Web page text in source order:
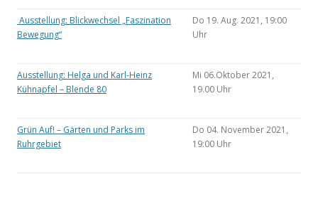
Ausstellung: Blickwechsel „Faszination
Bewegung“
Do 19. Aug. 2021, 19:00
Uhr
Ausstellung: Helga und Karl-Heinz
Kühnapfel – Blende 80
Mi 06.Oktober 2021,
19.00 Uhr
Grün Auf! – Gärten und Parks im
Ruhrgebiet
Do 04. November 2021,
19:00 Uhr